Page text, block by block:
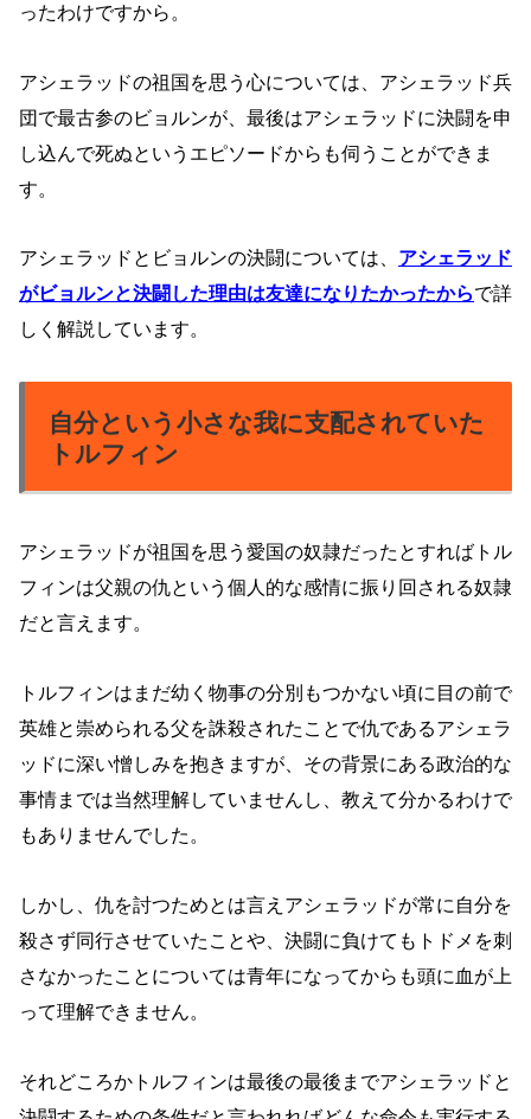
ったわけですから。
アシェラッドの祖国を思う心については、アシェラッド兵
団で最古参のビョルンが、最後はアシェラッドに決闘を申
し込んで死ぬというエピソードからも伺うことができま
す。
アシェラッドとビョルンの決闘については、 アシェラッド
がビョルンと決闘した理由は友達になりたかったからで詳
しく解説しています。
自分という小さな我に支配されていた
トルフィン
アシェラッドが祖国を思う愛国の奴隷だったとすればトル
フィンは父親の仇という個人的な感情に振り回される奴隷
だと言えます。
トルフィンはまだ幼く物事の分別もつかない頃に目の前で
英雄と崇められる父を誅殺されたことで仇であるアシェラ
ッドに深い憎しみを抱きますが、その背景にある政治的な
事情までは当然理解していませんし、教えて分かるわけで
もありませんでした。
しかし、仇を討つためとは言えアシェラッドが常に自分を
殺さず同行させていたことや、決闘に負けてもトドメを刺
さなかったことについては青年になってからも頭に血が上
って理解できません。
それどころかトルフィンは最後の最後までアシェラッドと